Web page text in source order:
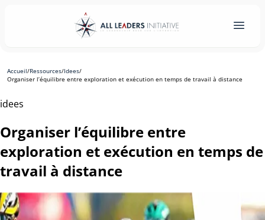
Accueil/Ressources/Idees/
Organiser l’équilibre entre exploration et exécution en temps de travail à distance
idees
Organiser l’équilibre entre
exploration et exécution en temps de
travail à distance